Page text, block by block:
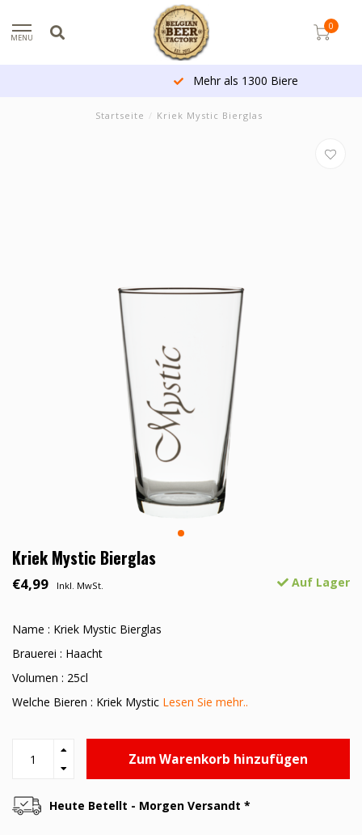
MENU
0
Mehr als 1300 Biere
Startseite / Kriek Mystic Bierglas
Kriek Mystic Bierglas
€4,99 Inkl. MwSt. Auf Lager
Name : Kriek Mystic Bierglas
Brauerei : Haacht
Volumen : 25cl
Welche Bieren : Kriek Mystic Lesen Sie mehr..
Zum Warenkorb hinzufügen
Heute Betellt - Morgen Versandt *